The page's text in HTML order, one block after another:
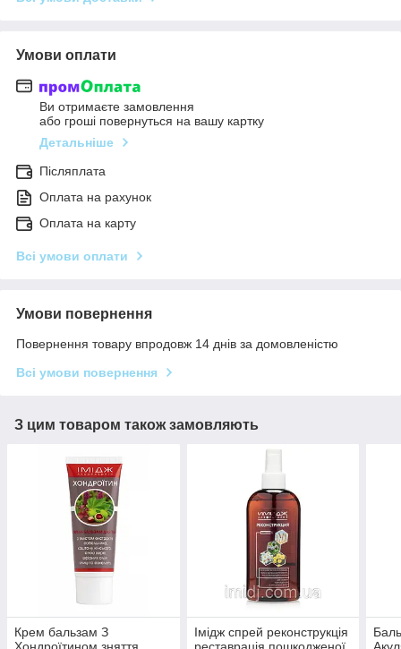
Умови оплати
Ви отримаєте замовлення
або гроші повернуться на вашу картку
Детальніше
Післяплата
Оплата на рахунок
Оплата на карту
Всі умови оплати
Умови повернення
Повернення товару впродовж 14 днів за домовленістю
Всі умови повернення
З цим товаром також замовляють
Крем бальзам З
Імідж спрей реконструкція